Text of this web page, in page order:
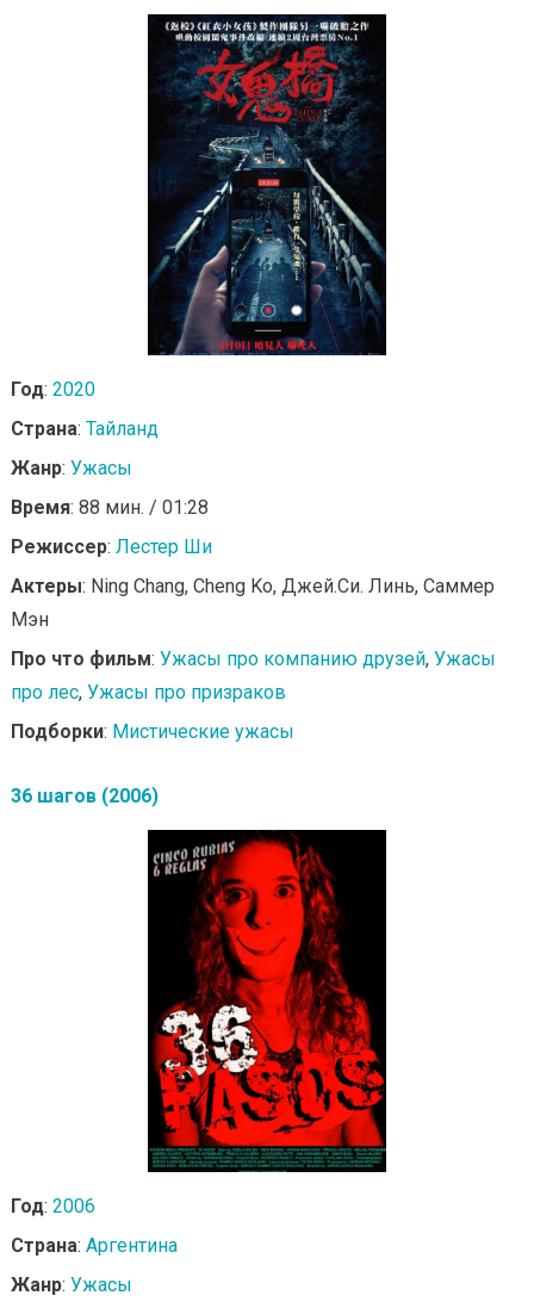
Год: 2020
Страна: Тайланд
Жанр: Ужасы
Время: 88 мин. / 01:28
Режиссер: Лестер Ши
Актеры: Ning Chang, Cheng Ko, Джей.Си. Линь, Саммер
Мэн
Про что фильм: Ужасы про компанию друзей, Ужасы
про лес, Ужасы про призраков
Подборки: Мистические ужасы
36 шагов (2006)
Год: 2006
Страна: Аргентина
Жанр: Ужасы